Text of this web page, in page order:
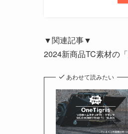
▼関連記事▼
2024新商品TC素材の「
あわせて読みたい